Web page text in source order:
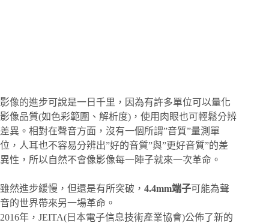
影像的進步可說是一日千里，因為有許多單位可以量化
影像品質(如色彩範圍、解析度)，使用肉眼也可輕鬆分辨
差異。相對在聲音方面，沒有一個所謂”音質”量測單
位，人耳也不容易分辨出”好的音質”與”更好音質”的差
異性，所以自然不會像影像每一陣子就來一次革命。
雖然進步緩慢，但還是有所突破， 4.4mm端子可能為聲
音的世界帶來另一場革命。
2016年，JEITA(日本電子信息技術產業協會)公佈了新的